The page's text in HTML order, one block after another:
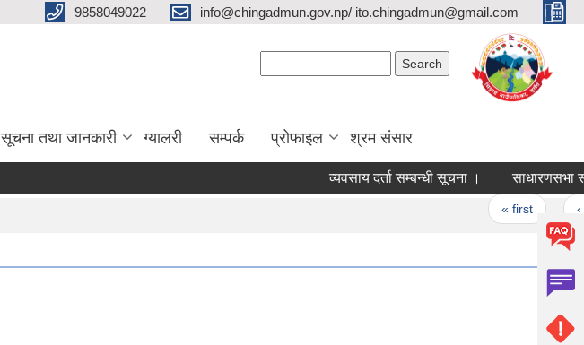
9858049022 info@chingadmun.gov.np/ ito.chingadmun@gmail.com
सूचना तथा जानकारी ग्यालरी सम्पर्क प्रोफाइल श्रम संसार
व्यवसाय दर्ता सम्बन्धी सूचना । साधारणसभा
« first ‹